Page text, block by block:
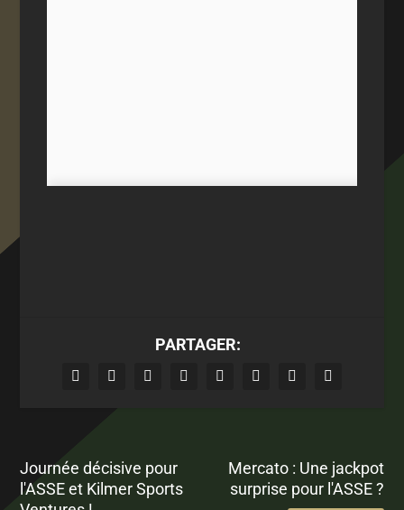
PARTAGER:
Journée décisive pour
l'ASSE et Kilmer Sports
Mercato : Une jackpot
surprise pour l'ASSE ?